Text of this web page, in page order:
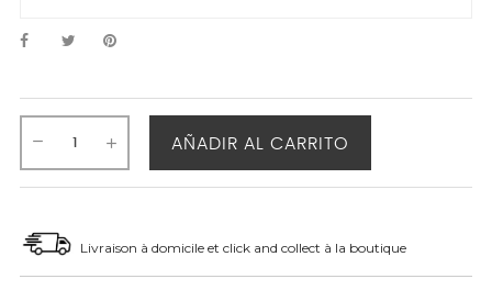
AÑADIR AL CARRITO
Livraison à domicile et click and collect à la boutique